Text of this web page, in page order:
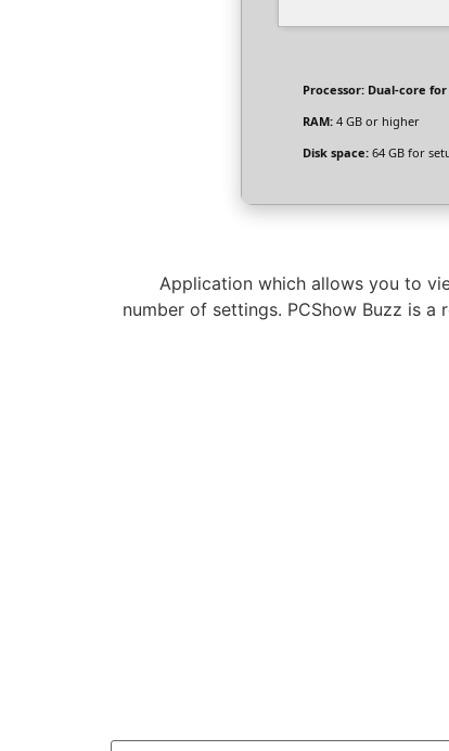
Processor: Dual-core
RAM: 4 GB or higher
Disk space: 64 GB for
Application which allows you to
number of settings. PCShow Buzz is